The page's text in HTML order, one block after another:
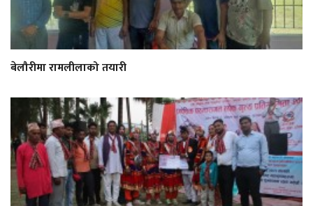
बेलौरीमा रामलीलाको तयारी